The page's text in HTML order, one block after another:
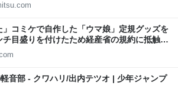
」コミケで自作した「ウマ娘」定規グッズを
目盛りを付けたため経産省の規約に抵触、
音部 - クワハリ/出内テツオ | 少年ジャンプ